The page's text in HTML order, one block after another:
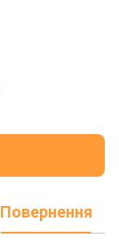
Повернення